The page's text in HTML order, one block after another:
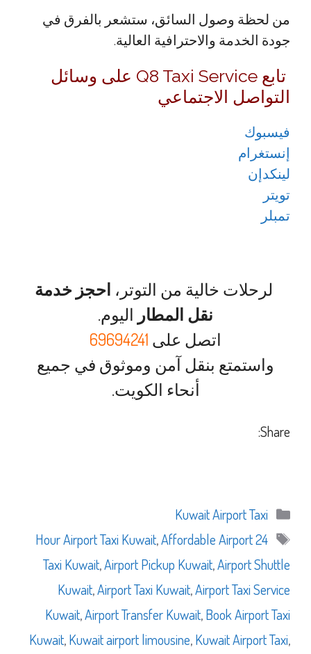
من لحظة وصول السائق، ستشعر بالفرق في
جودة الخدمة والاحترافية العالية.
تابع Q8 Taxi Service على وسائل
التواصل الاجتماعي
فيسبوك
إنستغرام
لينكدإن
تويتر
تمبلر
لرحلات خالية من التوتر، احجز خدمة
نقل المطار اليوم.
اتصل على 69694241
واستمتع بنقل آمن وموثوق في جميع
أنحاء الكويت.
Share:
التصنيفات
Kuwait Airport Taxi
الوسوم
24 Hour Airport Taxi Kuwait
,Affordable Airport
Taxi Kuwait,Airport Pickup Kuwait,Airport Shuttle
Kuwait,Airport Taxi Kuwait,Airport Taxi Service
Kuwait,Airport Transfer Kuwait,Book Airport Taxi
Kuwait,Kuwait airport limousine,Kuwait Airport Taxi,